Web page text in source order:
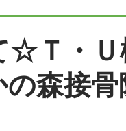
☆Ｔ・
森接骨